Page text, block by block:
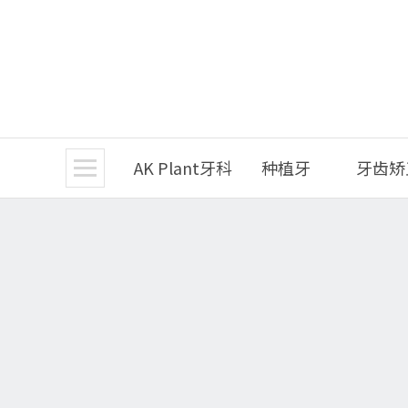
AK Plant牙科 种植牙 牙齿